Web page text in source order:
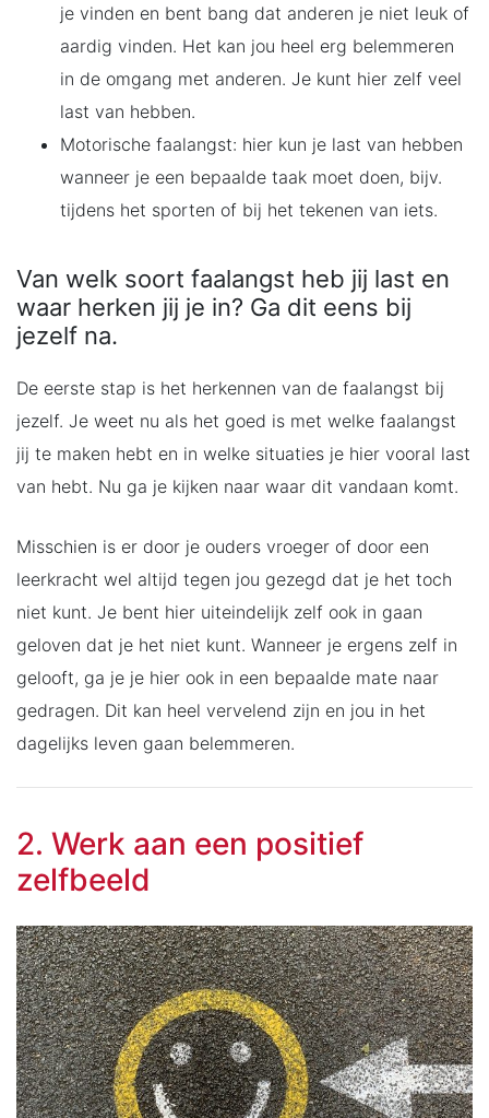
je vinden en bent bang dat anderen je niet leuk of
aardig vinden. Het kan jou heel erg belemmeren
in de omgang met anderen. Je kunt hier zelf veel
last van hebben.
Motorische faalangst: hier kun je last van hebben
wanneer je een bepaalde taak moet doen, bijv.
tijdens het sporten of bij het tekenen van iets.
Van welk soort faalangst heb jij last en
waar herken jij je in? Ga dit eens bij
jezelf na.
De eerste stap is het herkennen van de faalangst bij
jezelf. Je weet nu als het goed is met welke faalangst
jij te maken hebt en in welke situaties je hier vooral last
van hebt. Nu ga je kijken naar waar dit vandaan komt.
Misschien is er door je ouders vroeger of door een
leerkracht wel altijd tegen jou gezegd dat je het toch
niet kunt. Je bent hier uiteindelijk zelf ook in gaan
geloven dat je het niet kunt. Wanneer je ergens zelf in
gelooft, ga je je hier ook in een bepaalde mate naar
gedragen. Dit kan heel vervelend zijn en jou in het
dagelijks leven gaan belemmeren.
2. Werk aan een positief
zelfbeeld